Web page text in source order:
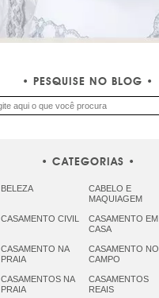
PESQUISE NO BLOG
CATEGORIAS
BELEZA
CABELO E
MAQUIAGEM
CASAMENTO CIVIL
CASAMENTO EM
CASA
CASAMENTO NA
PRAIA
CASAMENTO NO
CAMPO
CASAMENTOS NA
PRAIA
CASAMENTOS
REAIS